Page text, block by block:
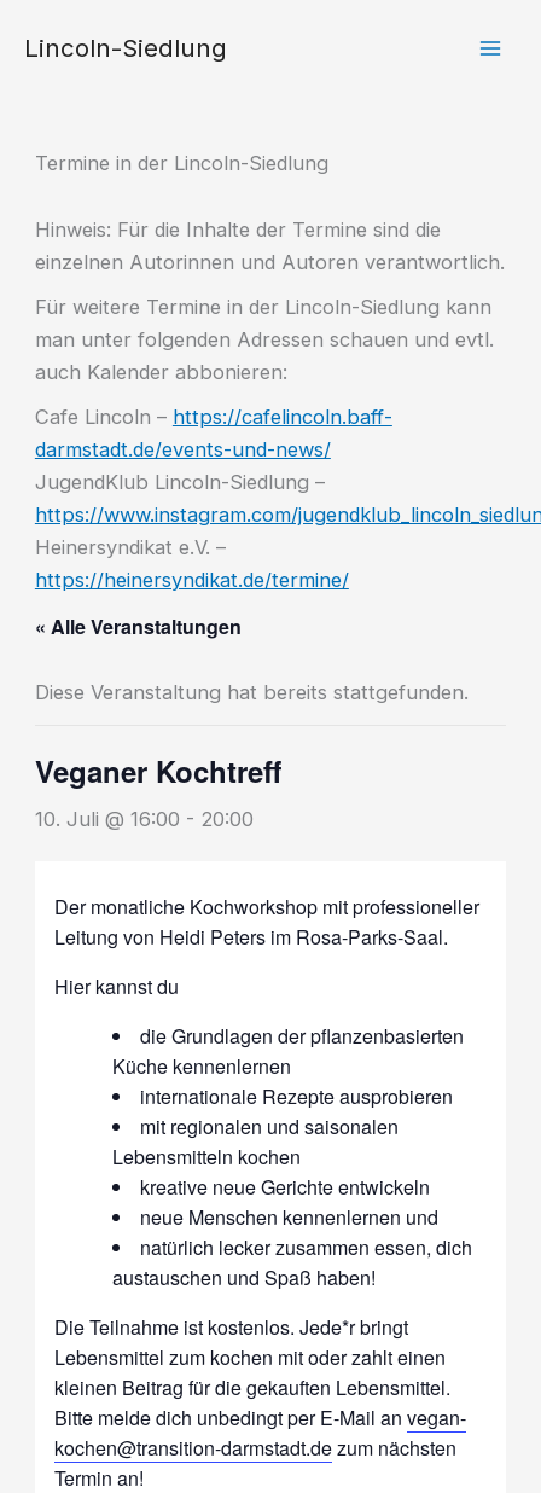
InhaltLincoln-Siedlung
Termine in der Lincoln-Siedlung
Hinweis: Für die Inhalte der Termine sind die
einzelnen Autorinnen und Autoren verantwortlich.
Für weitere Termine in der Lincoln-Siedlung kann
man unter folgenden Adressen schauen und evtl.
auch Kalender abbonieren:
Cafe Lincoln – https://cafelincoln.baff-
darmstadt.de/events-und-news/
JugendKlub Lincoln-Siedlung –
https://www.instagram.com/
Heinersyndikat e.V. –
https://heinersyndikat.de/termine/
« Alle Veranstaltungen
Diese Veranstaltung hat bereits stattgefunden.
Veganer Kochtreff
10. Juli @ 16:00 - 20:00
Der monatliche Kochworkshop mit professioneller
Leitung von Heidi Peters im Rosa-Parks-Saal.
Hier kannst du
die Grundlagen der pflanzenbasierten
Küche kennenlernen
internationale Rezepte ausprobieren
mit regionalen und saisonalen
Lebensmitteln kochen
kreative neue Gerichte entwickeln
neue Menschen kennenlernen und
natürlich lecker zusammen essen, dich
austauschen und Spaß haben!
Die Teilnahme ist kostenlos. Jede*r bringt
Lebensmittel zum kochen mit oder zahlt einen
kleinen Beitrag für die gekauften Lebensmittel.
Bitte melde dich unbedingt per E-Mail anvegan-
kochen@transition-darmstadt.dezum nächsten
Termin an!